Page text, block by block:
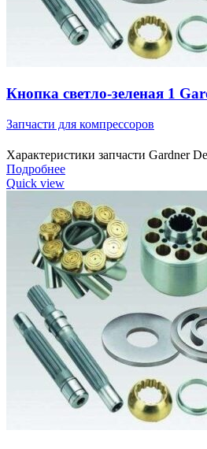
Кнопка светло-зеленая 1
Запчасти для компрессоров
Характеристики запчасти Gardner
Подробнее
Quick view